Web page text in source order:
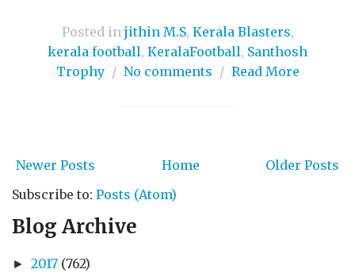
Posted in jithin M.S, Kerala Blasters,
kerala football, KeralaFootball, Santhosh
Trophy / No comments / Read More
Newer Posts Older Posts
Home
Subscribe to: Posts (Atom)
Blog Archive
► 2017 (762)